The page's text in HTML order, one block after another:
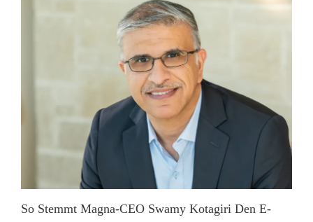
So Stemmt Magna-CEO Swamy Kotagiri Den E-